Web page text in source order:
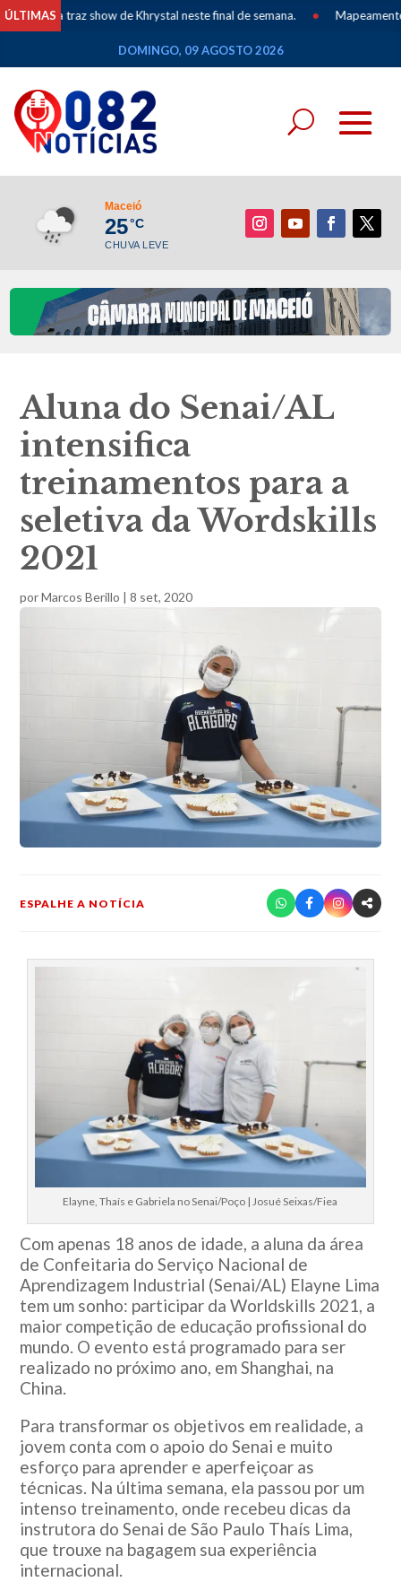
ÚLTIMAS
traz show de Khrystal neste final de semana. • Mapeamento dos
DOMINGO, 09 AGOSTO 2026
Maceió
25°C
CHUVA LEVE
Aluna do Senai/AL
intensifica
treinamentos para a
seletiva da Wordskills
2021
porMarcos Berillo |8 set, 2020
ESPALHE A NOTÍCIA
Elayne, Thaís e Gabriela no Senai/Poço | Josué Seixas/Fiea
Com apenas 18 anos de idade, a aluna da área
de Confeitaria do Serviço Nacional de
Aprendizagem Industrial (Senai/AL) Elayne Lima
tem um sonho: participar da Worldskills 2021, a
maior competição de educação profissional do
mundo. O evento está programado para ser
realizado no próximo ano, em Shanghai, na
China.
Para transformar os objetivos em realidade, a
jovem conta com o apoio do Senai e muito
esforço para aprender e aperfeiçoar as
técnicas. Na última semana, ela passou por um
intenso treinamento, onde recebeu dicas da
instrutora do Senai de São Paulo Thaís Lima,
que trouxe na bagagem sua experiência
internacional.